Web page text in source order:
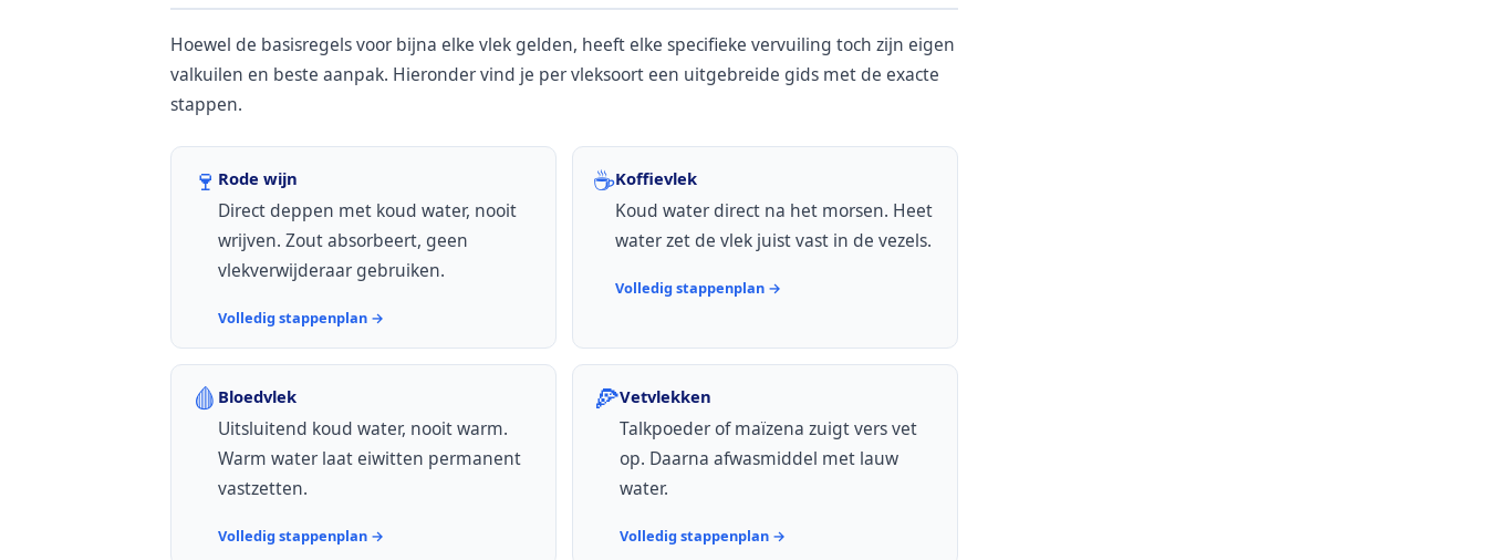
Hoewel de basisregels voor bijna elke vlek gelden, heeft elke specifieke vervuiling toch zijn eigen
valkuilen en beste aanpak. Hieronder vind je per vleksoort een uitgebreide gids met de exacte
stappen.
🍷 Rode wijn
Direct deppen met koud water, nooit
wrijven. Zout absorbeert, geen
vlekverwijderaar gebruiken.
Volledig stappenplan →
☕Koffievlek
Koud water direct na het morsen. Heet
water zet de vlek juist vast in de vezels.
Volledig stappenplan →
🩸 Bloedvlek
Uitsluitend koud water, nooit warm.
Warm water laat eiwitten permanent
vastzetten.
Volledig stappenplan →
🍕Vetvlekken
Talkpoeder of maïzena zuigt vers vet
op. Daarna afwasmiddel met lauw
water.
Volledig stappenplan →